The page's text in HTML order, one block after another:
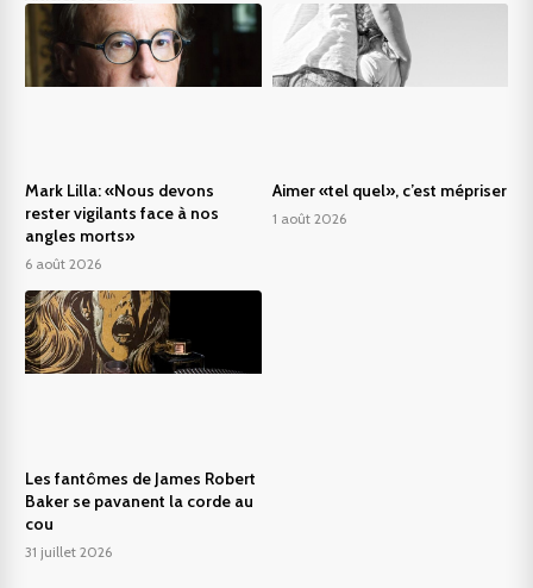
Mark Lilla: «Nous devons
rester vigilants face à nos
angles morts»
6 août 2026
Aimer «tel quel», c’est mépriser
1 août 2026
Les fantômes de James Robert
Baker se pavanent la corde au
cou
31 juillet 2026